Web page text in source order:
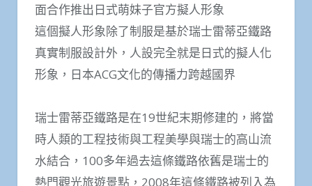
面合作推出日式萌妹子官方擬人形象
這個擬人形象除了制服是基於瑞士雷蒂亞鐵路
真實制服設計外，人設完全就是日式的擬人化
形象，日本ACG文化的傳播力跨越國界
瑞士雷蒂亞鐵路是在19世紀末期修建的，將當
時人類的工程技術與工程美學與瑞士的高山流
水結合，100多年過去這條鐵路依舊是瑞士的
熱門觀光旅遊景點，2008年這條鐵路被列入為